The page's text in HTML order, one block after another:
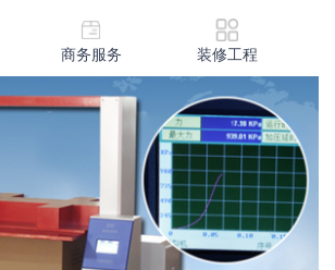
商务服务 装修工程